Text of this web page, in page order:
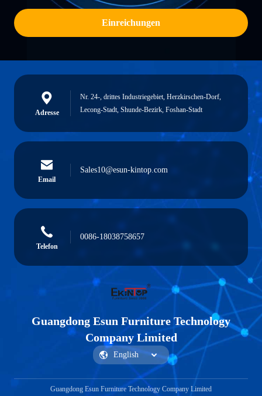
Einreichungen
Adresse
Nr. 24-, drittes Industriegebiet, Herzkirschen-Dorf,
Lecong-Stadt, Shunde-Bezirk, Foshan-Stadt
Email
Sales10@esun-kintop.com
Telefon
0086-18038758657
Guangdong Esun Furniture Technology
Company Limited
Guangdong Esun Furniture Technology Company Limited